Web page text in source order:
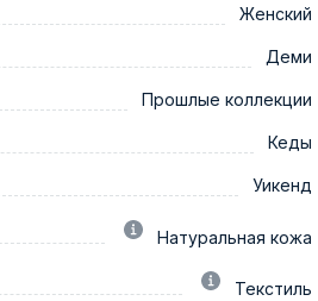
Женский
Деми
Прошлые коллекции
Кеды
Уикенд
Натуральная кожа
Текстиль